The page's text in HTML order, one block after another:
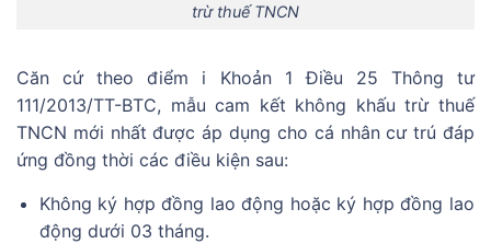
trừ thuế TNCN
Căn cứ theo điểm i Khoản 1 Điều 25 Thông tư
111/2013/TT-BTC, mẫu cam kết không khấu trừ thuế
TNCN mới nhất được áp dụng cho cá nhân cư trú đáp
ứng đồng thời các điều kiện sau:
Không ký hợp đồng lao động hoặc ký hợp đồng lao
động dưới 03 tháng.